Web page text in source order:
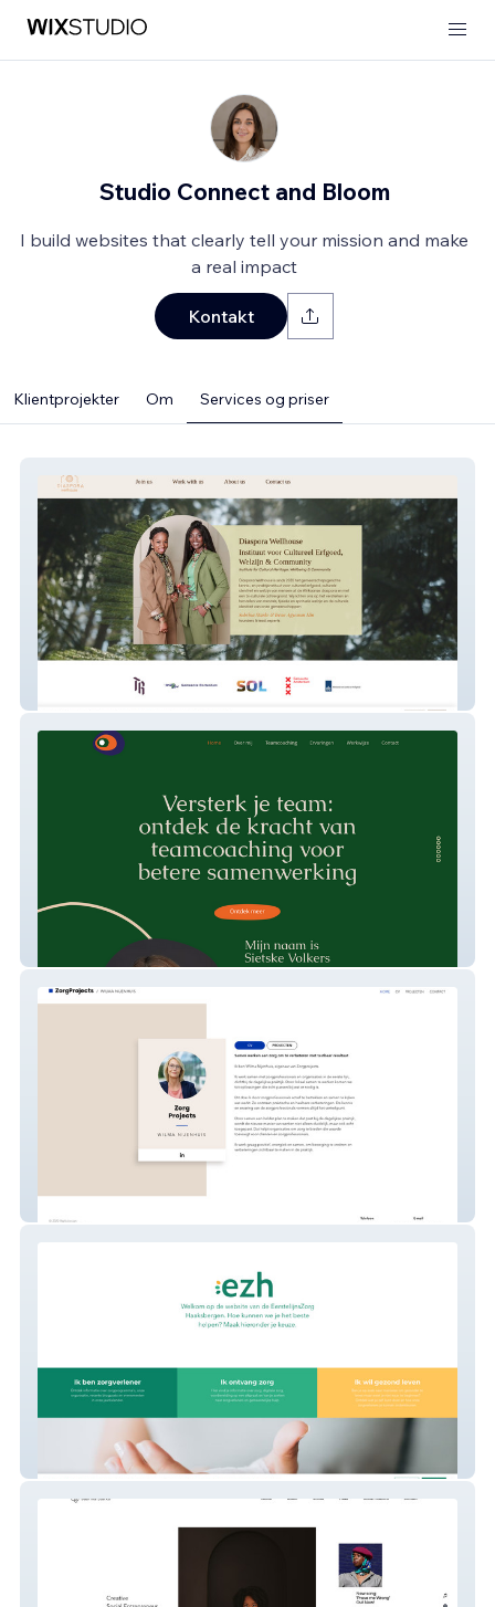
Studio Connect and Bloom
I build websites that clearly tell your mission and make
a real impact
Kontakt
Klientprojekter Om Services og priser
Diaspora Wellhouse
Sietske Volkers Teamcoaching